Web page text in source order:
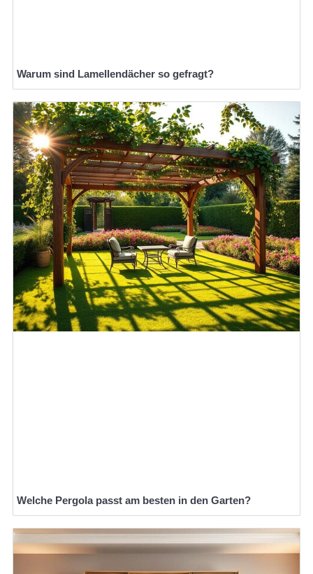
Warum sind Lamellendächer so gefragt?
Welche Pergola passt am besten in den Garten?